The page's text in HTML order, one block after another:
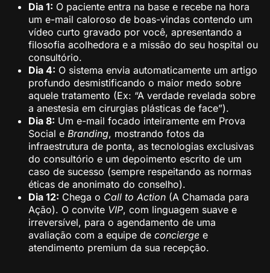
Dia 1: O paciente entra na base e recebe na hora
um e-mail caloroso de boas-vindas contendo um
vídeo curto gravado por você, apresentando a
filosofia acolhedora e a missão do seu hospital ou
consultório.
Dia 4: O sistema envia automaticamente um artigo
profundo desmistificando o maior medo sobre
aquele tratamento (Ex: “A verdade revelada sobre
a anestesia em cirurgias plásticas de face”).
Dia 8: Um e-mail focado inteiramente em Prova
Social e Branding, mostrando fotos da
infraestrutura de ponta, as tecnologias exclusivas
do consultório e um depoimento escrito de um
caso de sucesso (sempre respeitando as normas
éticas de anonimato do conselho).
Dia 12: Chega o Call to Action (A Chamada para
Ação). O convite VIP, com linguagem suave e
irreversível, para o agendamento de uma
avaliação com a equipe de concierge e
atendimento premium da sua recepção.